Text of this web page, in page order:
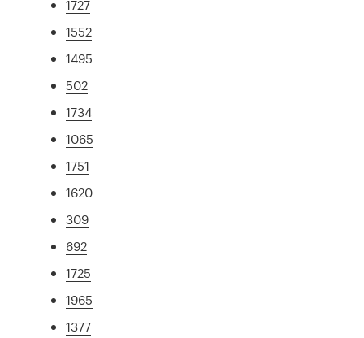
1727
1552
1495
502
1734
1065
1751
1620
309
692
1725
1965
1377